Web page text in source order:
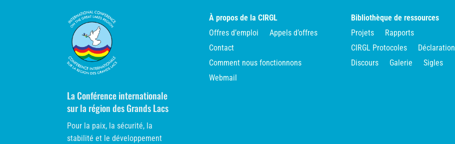
La Conférence internationale
sur la région des Grands Lacs
Pour la paix, la sécurité, la
stabilité et le développement
À propos de la CIRGL
Offres d’emploi
Appels d’offres
Contact
Comment nous fonctionnons
Webmail
Bibliothèque de ressources
Projets
Rapports
CIRGL Protocoles
Déclaration
Discours
Galerie Sigles